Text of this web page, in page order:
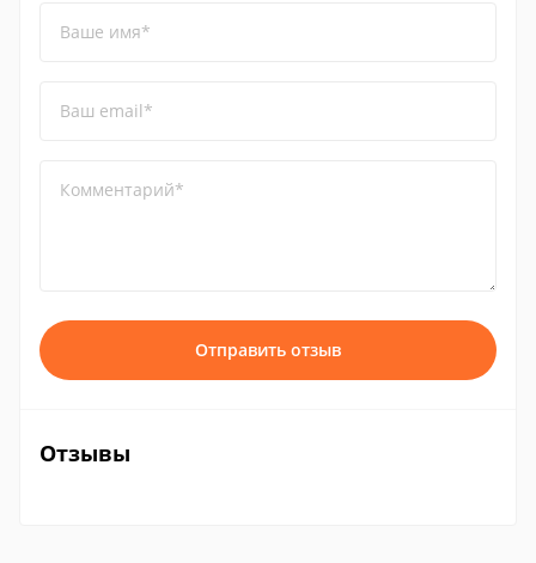
Ваше имя*
Ваш email*
Комментарий*
Отправить отзыв
Отзывы